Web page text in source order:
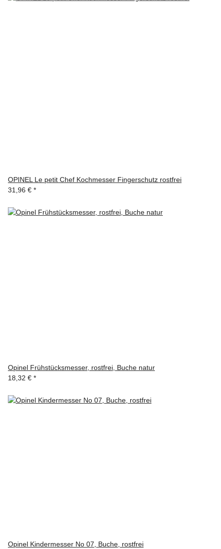
OPINEL Le petit Chef Kochmesser Fingerschutz rostfrei
31,96 € *
Opinel Frühstücksmesser, rostfrei, Buche natur
18,32 € *
Opinel Kindermesser No 07, Buche, rostfrei